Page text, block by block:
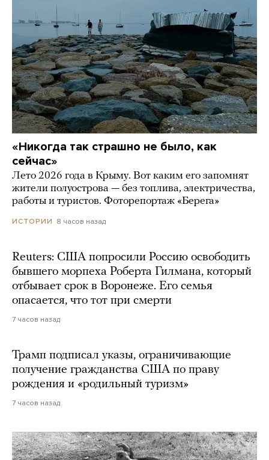
«Никогда так страшно не было, как
сейчас»
Лето 2026 года в Крыму. Вот каким его запомнят
жители полуострова — без топлива, электричества,
работы и туристов. Фоторепортаж «Берега»
ИСТОРИИ 8 часов назад
Reuters: США попросили Россию освободить
бывшего морпеха Роберта Гилмана, который
отбывает срок в Воронеже. Его семья
опасается, что тот при смерти
7 часов назад
Трамп подписал указы, ограничивающие
получение гражданства США по праву
рождения и «родильный туризм»
7 часов назад